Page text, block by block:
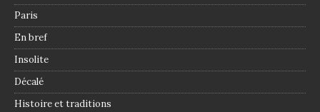
Paris
En bref
Insolite
Décalé
Histoire et traditions